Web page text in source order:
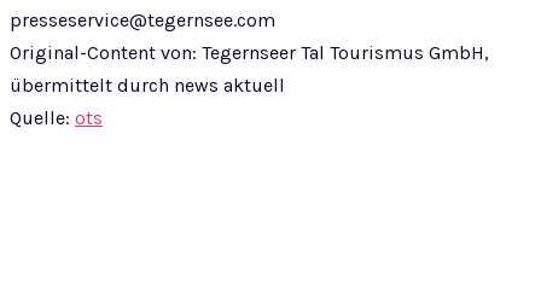
presseservice@tegernsee.com
Original-Content von: Tegernseer Tal Tourismus GmbH,
übermittelt durch news aktuell
Quelle: ots